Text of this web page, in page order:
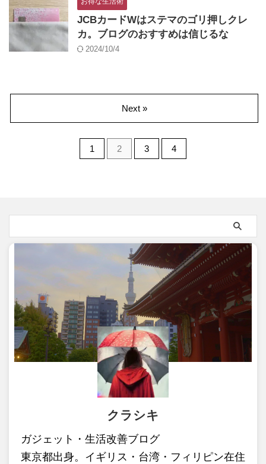
JCBカードWはステマのゴリ押しクレ
カ。ブログのおすすめは信じるな
2024/10/4
1 2 3 4
Next »
クラシキ
ガジェット・生活改善ブログ
東京都出身。イギリス・台湾・フィリピン在住